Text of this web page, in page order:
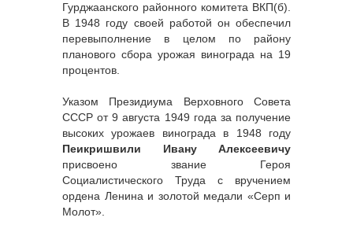
Гурджаанского районного комитета ВКП(б).
В 1948 году своей работой он обеспечил
перевыполнение в целом по району
планового сбора урожая винограда на 19
процентов.
Указом Президиума Верховного Совета
СССР от 9 августа 1949 года за получение
высоких урожаев винограда в 1948 году
Пеикришвили Ивану Алексеевичу
присвоено звание Героя
Социалистического Труда с вручением
ордена Ленина и золотой медали «Серп и
Молот».